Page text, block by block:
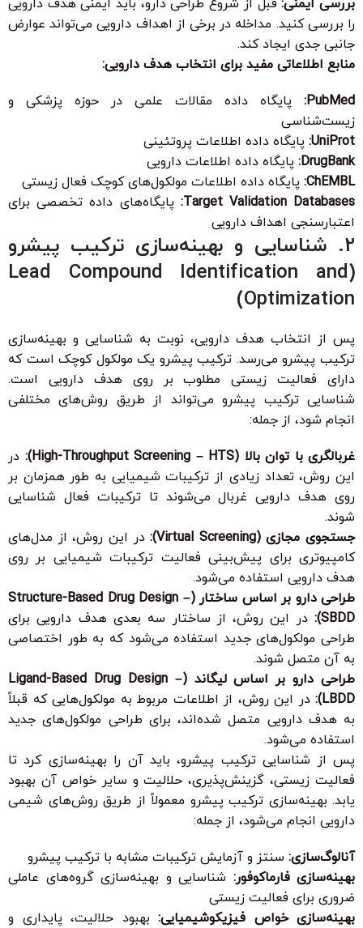
بررسی ایمنی:قبل از شروع طراحی دارو، باید ایمنی هدف دارویی
را بررسی کنید. مداخله در برخی از اهداف دارویی می‌تواند عوارض
جانبی جدی ایجاد کند.
منابع اطلاعاتی مفید برای انتخاب هدف دارویی:
PubMed:
پایگاه داده مقالات علمی در حوزه پزشکی و
زیست‌شناسی
UniProt: پایگاه داده اطلاعات پروتئینی
DrugBank: پایگاه داده اطلاعات دارویی
ChEMBL: پایگاه داده اطلاعات مولکول‌های کوچک فعال زیستی
Target Validation Databases: پایگاه‌های داده تخصصی برای
اعتبارسنجی اهداف دارویی
2. شناسایی و بهینه‌سازی ترکیب پیشرو
(Lead Compound Identification and
Optimization)
پس از انتخاب هدف دارویی، نوبت به شناسایی و بهینه‌سازی
ترکیب پیشرو می‌رسد. ترکیب پیشرو یک مولکول کوچک است که
دارای فعالیت زیستی مطلوب بر روی هدف دارویی است.
شناسایی ترکیب پیشرو می‌تواند از طریق روش‌های مختلفی
انجام شود، از جمله:
غربالگری با توان بالا (High-Throughput Screening – HTS):
در
این روش، تعداد زیادی از ترکیبات شیمیایی به طور همزمان بر
روی هدف دارویی غربال می‌شوند تا ترکیبات فعال شناسایی
شوند.
جستجوی مجازی (Virtual Screening):
در این روش، از مدل‌های
کامپیوتری برای پیش‌بینی فعالیت ترکیبات شیمیایی بر روی
هدف دارویی استفاده می‌شود.
طراحی دارو بر اساس ساختار (Structure-Based Drug Design –
SBDD):
در این روش، از ساختار سه بعدی هدف دارویی برای
طراحی مولکول‌های جدید استفاده می‌شود که به طور اختصاصی
به آن متصل شوند.
طراحی دارو بر اساس لیگاند (Ligand-Based Drug Design –
LBDD):
در این روش، از اطلاعات مربوط به مولکول‌هایی که قبلاً
به هدف دارویی متصل شده‌اند، برای طراحی مولکول‌های جدید
استفاده می‌شود.
پس از شناسایی ترکیب پیشرو، باید آن را بهینه‌سازی کرد تا
فعالیت زیستی، گزینش‌پذیری، حلالیت و سایر خواص آن بهبود
یابد. بهینه‌سازی ترکیب پیشرو معمولاً از طریق روش‌های شیمی
دارویی انجام می‌شود، از جمله:
آنالوگ‌سازی: سنتز و آزمایش ترکیبات مشابه با ترکیب پیشرو
بهینه‌سازی فارماکوفور: شناسایی و بهینه‌سازی گروه‌های عاملی
ضروری برای فعالیت زیستی
بهینه‌سازی خواص فیزیکوشیمیایی: بهبود حلالیت، پایداری و